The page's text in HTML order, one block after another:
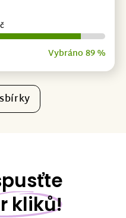
Vybráno 89 %
kliků!